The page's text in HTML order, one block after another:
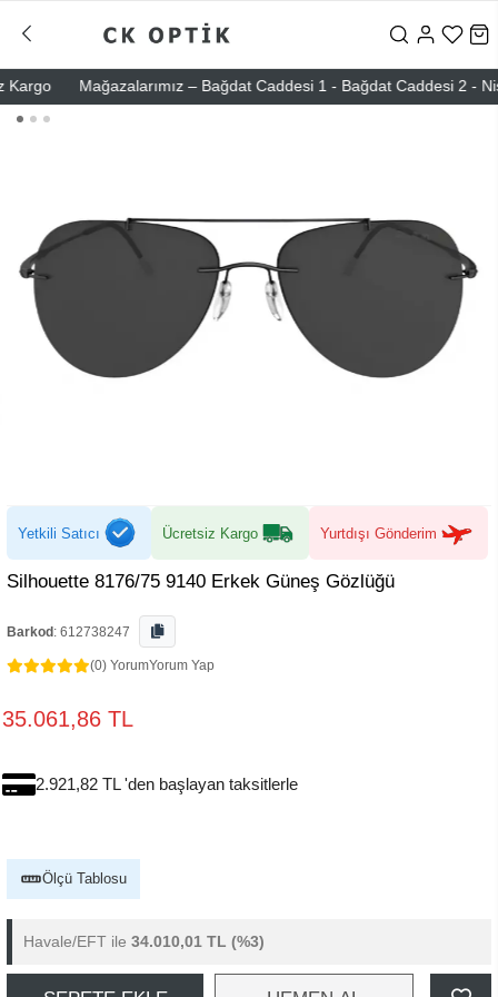
Mağazalarımız – Bağdat Caddesi 1 - Bağdat Caddesi 2 -
Yetkili Satıcı Ücretsiz Kargo Yurtdışı Gönderim
Silhouette 8176/75 9140 Erkek Güneş Gözlüğü
Barkod : 612738247
(0) YorumYorum Yap
35.061,86 TL
2.921,82 TL 'den başlayan taksitlerle
Ölçü Tablosu
Havale/EFT ile 34.010,01 TL (%3)